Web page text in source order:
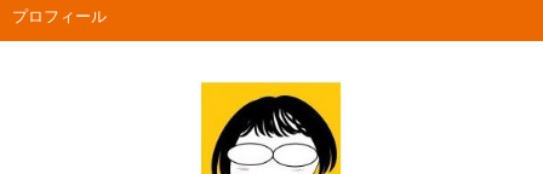
プロフィール